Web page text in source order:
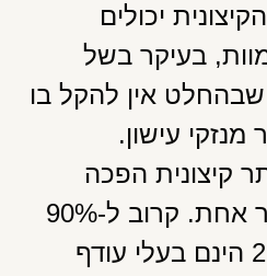
יכולים
בעיקר בשל
אין להקל בו
עישון.
קיצונית הפכה
לאויב הציבור מספר אחת. קרוב ל-90%
מהסוכרתיים מסוג 2 הינם בעלי עודף